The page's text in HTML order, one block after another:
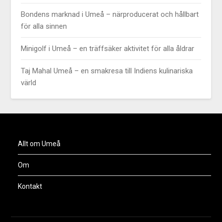
Bondens marknad i Umeå – närproducerat och hållbart
för alla sinnen
Minigolf i Umeå – en träffsäker aktivitet för alla åldrar
Taj Mahal Umeå – en smakresa till Indiens kulinariska
värld
Allt om Umeå
Om
Kontakt